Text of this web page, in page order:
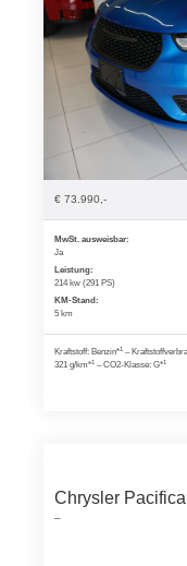
€ 73.990,-
MwSt. ausweisbar:
Ja
Leistung:
214 kw (291 PS)
KM-Stand:
5 km
Kraftstoff: Benzin*1 –
321 g/km*1 – CO2-Klasse: G*1
Chrysler
–